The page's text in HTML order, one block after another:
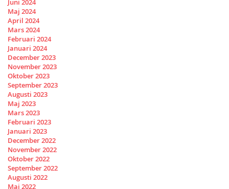
Juni 2024
Maj 2024
April 2024
Mars 2024
Februari 2024
Januari 2024
December 2023
November 2023
Oktober 2023
September 2023
Augusti 2023
Maj 2023
Mars 2023
Februari 2023
Januari 2023
December 2022
November 2022
Oktober 2022
September 2022
Augusti 2022
Maj 2022